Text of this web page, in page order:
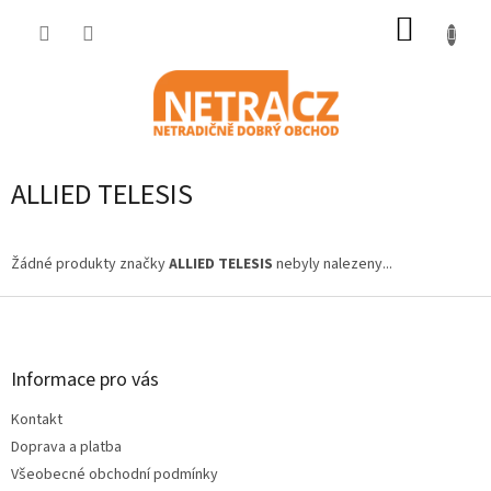
ALLIED TELESIS
Žádné produkty značkyALLIED TELESIS nebyly nalezeny...
Z
Informace pro vás
Kontakt
Doprava a platba
Všeobecné obchodní podmínky